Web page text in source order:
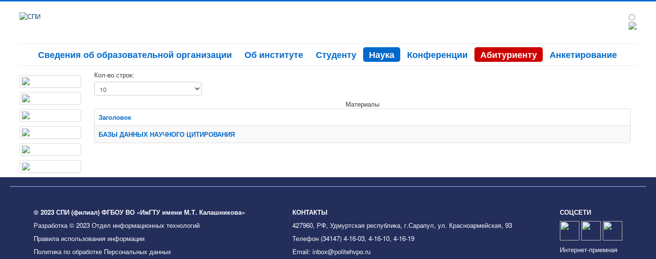
Сведения об образовательной организации Об институте Студенту Наука Конференции Абитуриенту Анкетирование
Кол-во строк:
Материалы
Заголовок
БАЗЫ ДАННЫХ НАУЧНОГО ЦИТИРОВАНИЯ
© 2023 СПИ (филиал) ФГБОУ ВО «ИжГТУ имени М.Т. Калашникова»
Разработка © 2023 Отдел информационных технологий
Правила использования информации
Политика по обработке Персональных данных
КОНТАКТЫ
427960, РФ, Удмуртская республика, г.Сарапул, ул. Красноармейская, 93
Телефон (34147) 4-16-03, 4-16-10, 4-16-19
Email: inbox@politehvpo.ru
СОЦСЕТИ
Интернет-приемная